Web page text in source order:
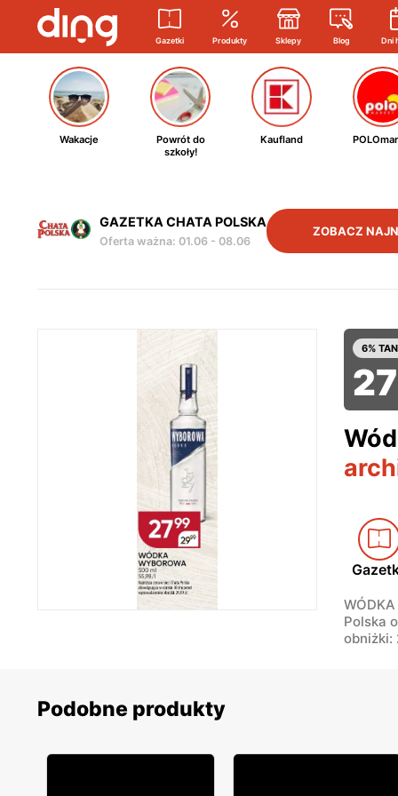
Gazetki Produkty Sklepy Blog Dni
Wakacje
Powrót do
szkoły!
Kaufland
GAZETKA CHATA POLSKA
Oferta ważna: 01.06 - 08.06
ZOBACZ
6%
27
Polska
obniżki:
Podobne produkty